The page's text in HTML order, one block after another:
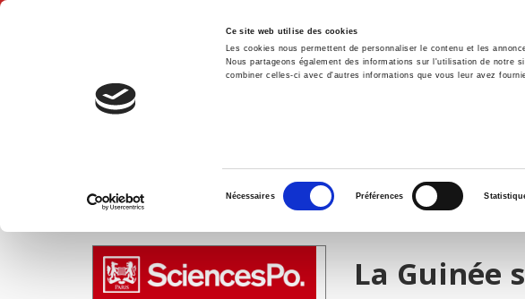
Ce site web utilise des cookies
Les cookies nous permettent de personnaliser le contenu et les
Nous partageons également des informations sur l'utilisation de notre
combiner celles-ci avec d'autres informations que vous leur avez
consentement
Nécessaires Préférences
Home
IMAGES
La Guinée